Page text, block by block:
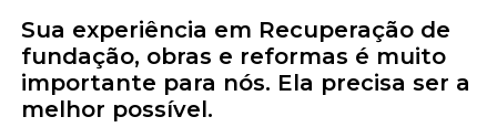
Sua experiência em Recuperação de
fundação, obras e reformas é muito
importante para nós. Ela precisa ser a
melhor possível.